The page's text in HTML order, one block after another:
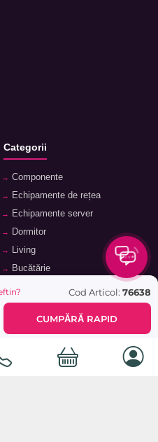
Cod Articol: 76638
CUMPĂRĂ RAPID
Categorii
Componente
Echipamente de rețea
Echipamente server
Dormitor
Living
Bucătărie
Hol
Cameră copii
Birou și cabinet
etajere